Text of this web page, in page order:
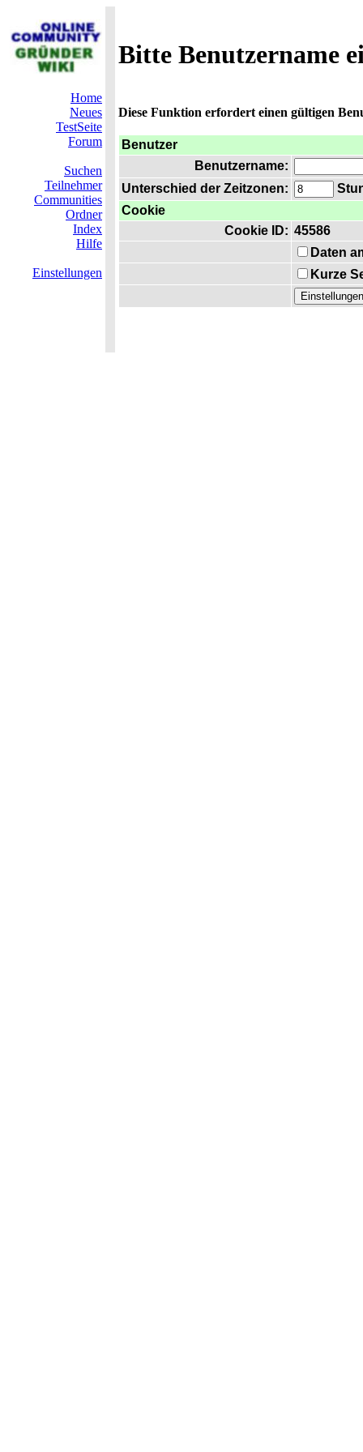
Bitte Benutzername
Home
Neues
TestSeite
Forum
Suchen
Teilnehmer
Communities
Ordner
Index
Hilfe
Einstellungen
Diese Funktion erfordert einen gültigen
Benutzer
Benutzername:
Unterschied der Zeitzonen:
Cookie
Cookie ID: 45586
Daten
Kurze